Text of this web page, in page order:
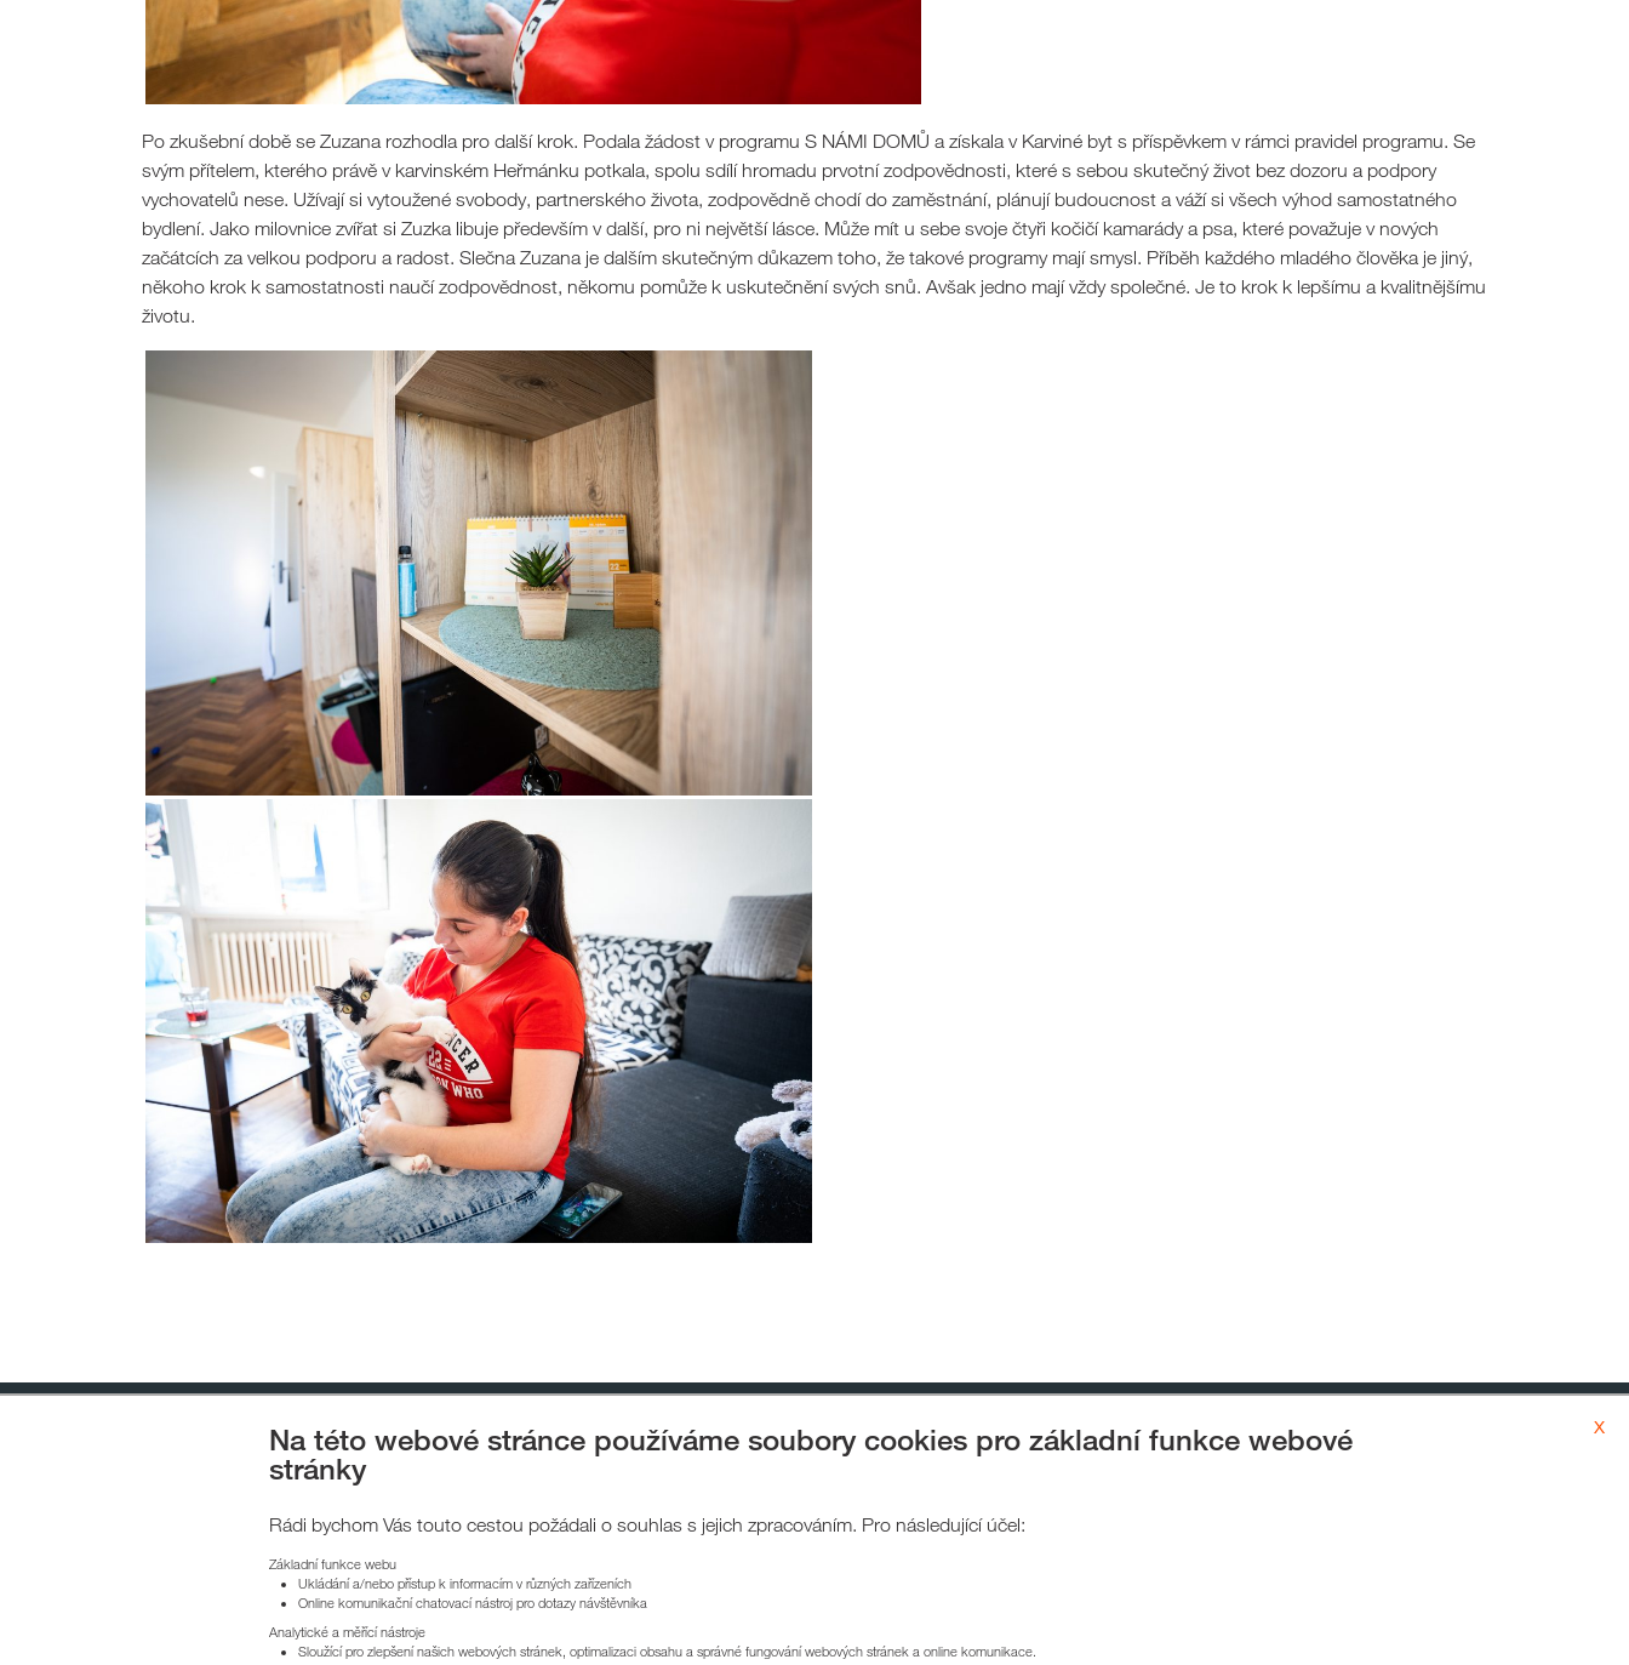
Po zkušební době se Zuzana rozhodla pro další krok. Podala žádost v programu S NÁMI DOMŮ a získala v Karviné byt s příspěvkem v rámci pravidel programu. Se
svým přítelem, kterého právě v karvinském Heřmánku potkala, spolu sdílí hromadu prvotní zodpovědnosti, které s sebou skutečný život bez dozoru a podpory
vychovatelů nese. Užívají si vytoužené svobody, partnerského života, zodpovědně chodí do zaměstnání, plánují budoucnost a váží si všech výhod samostatného
bydlení. Jako milovnice zvířat si Zuzka libuje především v další, pro ni největší lásce. Může mít u sebe svoje čtyři kočičí kamarády a psa, které považuje v nových
začátcích za velkou podporu a radost. Slečna Zuzana je dalším skutečným důkazem toho, že takové programy mají smysl. Příběh každého mladého člověka je jiný,
někoho krok k samostatnosti naučí zodpovědnost, někomu pomůže k uskutečnění svých snů. Avšak jedno mají vždy společné. Je to krok k lepšímu a kvalitnějšímu
životu.
Společenská odpovědnost
HEIMSTADEN CZECH
x
Na této webové stránce používáme soubory cookies pro základní funkce webové
stránky
Rádi bychom Vás touto cestou požádali o souhlas s jejich zpracováním. Pro následující účel:
Základní funkce webu
Ukládání a/nebo přístup k informacím v různých zařízeních
Online komunikační chatovací nástroj pro dotazy návštěvníka
Analytické a měřící nástroje
Sloužící pro zlepšení našich webových stránek, optimalizaci obsahu a správné fungování webových stránek a online komunikace.